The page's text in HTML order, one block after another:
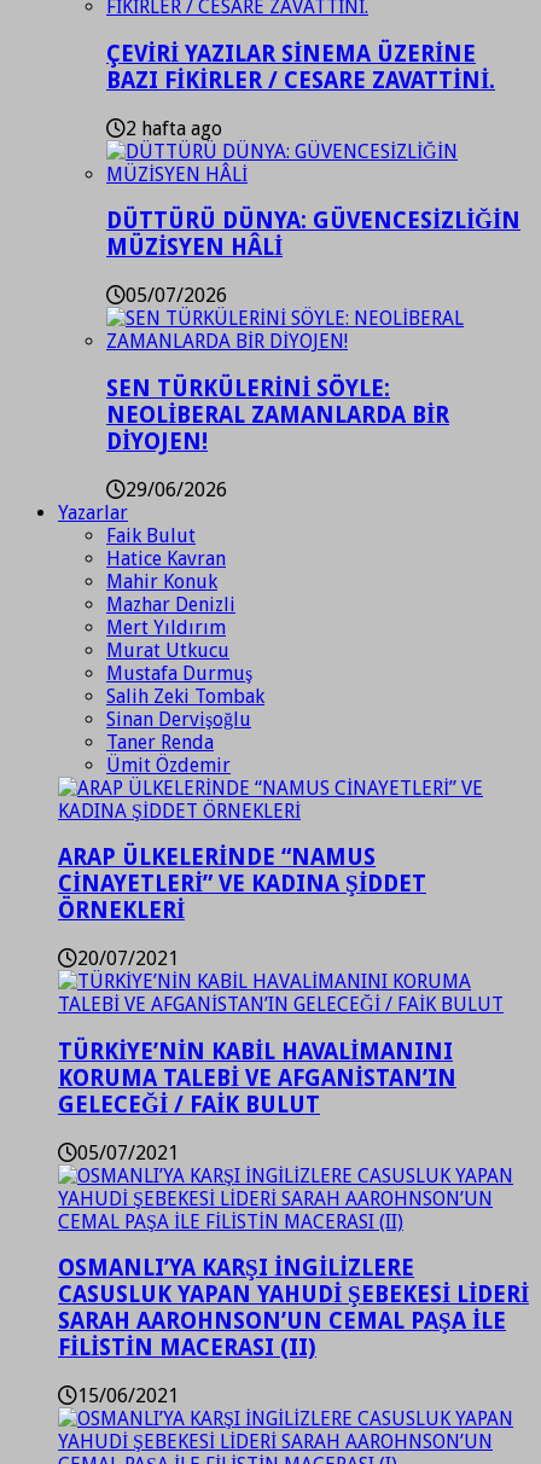
ÇEVİRİ YAZILAR SİNEMA ÜZERİNE
BAZI FİKİRLER / CESARE ZAVATTİNİ.
2 hafta ago
DÜTTÜRÜ DÜNYA: GÜVENCESİZLİĞİN
MÜZİSYEN HÂLİ
05/07/2026
SEN TÜRKÜLERİNİ SÖYLE:
NEOLİBERAL ZAMANLARDA BİR
DİYOJEN!
29/06/2026
Yazarlar
Faik Bulut
Hatice Kavran
Mahir Konuk
Mazhar Denizli
Mert Yıldırım
Murat Utkucu
Mustafa Durmuş
Salih Zeki Tombak
Sinan Dervişoğlu
Taner Renda
Ümit Özdemir
ARAP ÜLKELERİNDE “NAMUS
CİNAYETLERİ” VE KADINA ŞİDDET
ÖRNEKLERİ
20/07/2021
TÜRKİYE’NİN KABİL HAVALİMANINI
KORUMA TALEBİ VE AFGANİSTAN’IN
GELECEĞİ / FAİK BULUT
05/07/2021
OSMANLI’YA KARŞI İNGİLİZLERE
CASUSLUK YAPAN YAHUDİ ŞEBEKESİ LİDERİ
SARAH AAROHNSON’UN CEMAL PAŞA İLE
FİLİSTİN MACERASI (II)
15/06/2021